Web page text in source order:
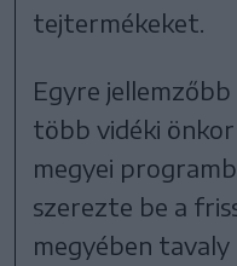
tejtermékeket.
Egyre
több vidéki
megyei
szerezte be a
megyében